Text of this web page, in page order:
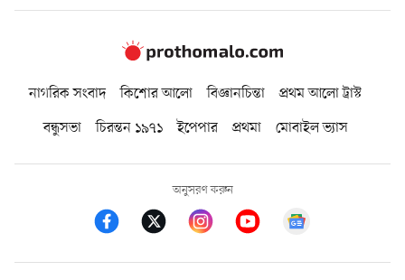
নাগরিক সংবাদ কিশোর আলো বিজ্ঞানচিন্তা
প্রথম আলো ট্রাস্ট
বন্ধুসভা
চিরন্তন ১৯৭১ ইপেপার প্রথমা মোবাইল ভ্যাস
অনুসরণ করুন